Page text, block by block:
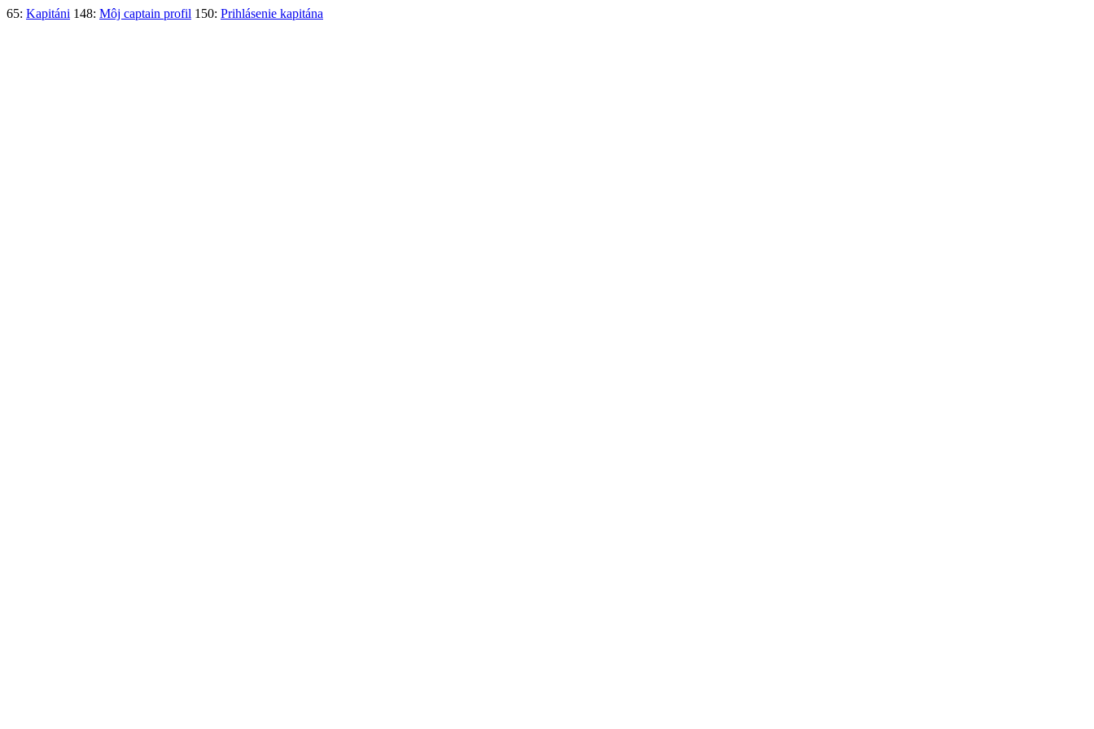
65: Kapitáni 148: Môj captain profil 150: Prihlásenie kapitána